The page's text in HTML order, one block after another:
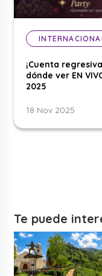
¡Cuenta
dónde ver EN
2025
18 Nov 2025
Te puede